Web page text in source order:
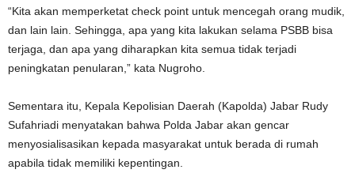
“Kita akan memperketat check point untuk mencegah orang mudik,
dan lain lain. Sehingga, apa yang kita lakukan selama PSBB bisa
terjaga, dan apa yang diharapkan kita semua tidak terjadi
peningkatan penularan,” kata Nugroho.
Sementara itu, Kepala Kepolisian Daerah (Kapolda) Jabar Rudy
Sufahriadi menyatakan bahwa Polda Jabar akan gencar
menyosialisasikan kepada masyarakat untuk berada di rumah
apabila tidak memiliki kepentingan.